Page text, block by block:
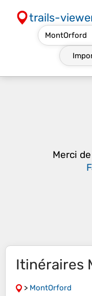
trails-
Merci
Itinéraires
> MontOrford